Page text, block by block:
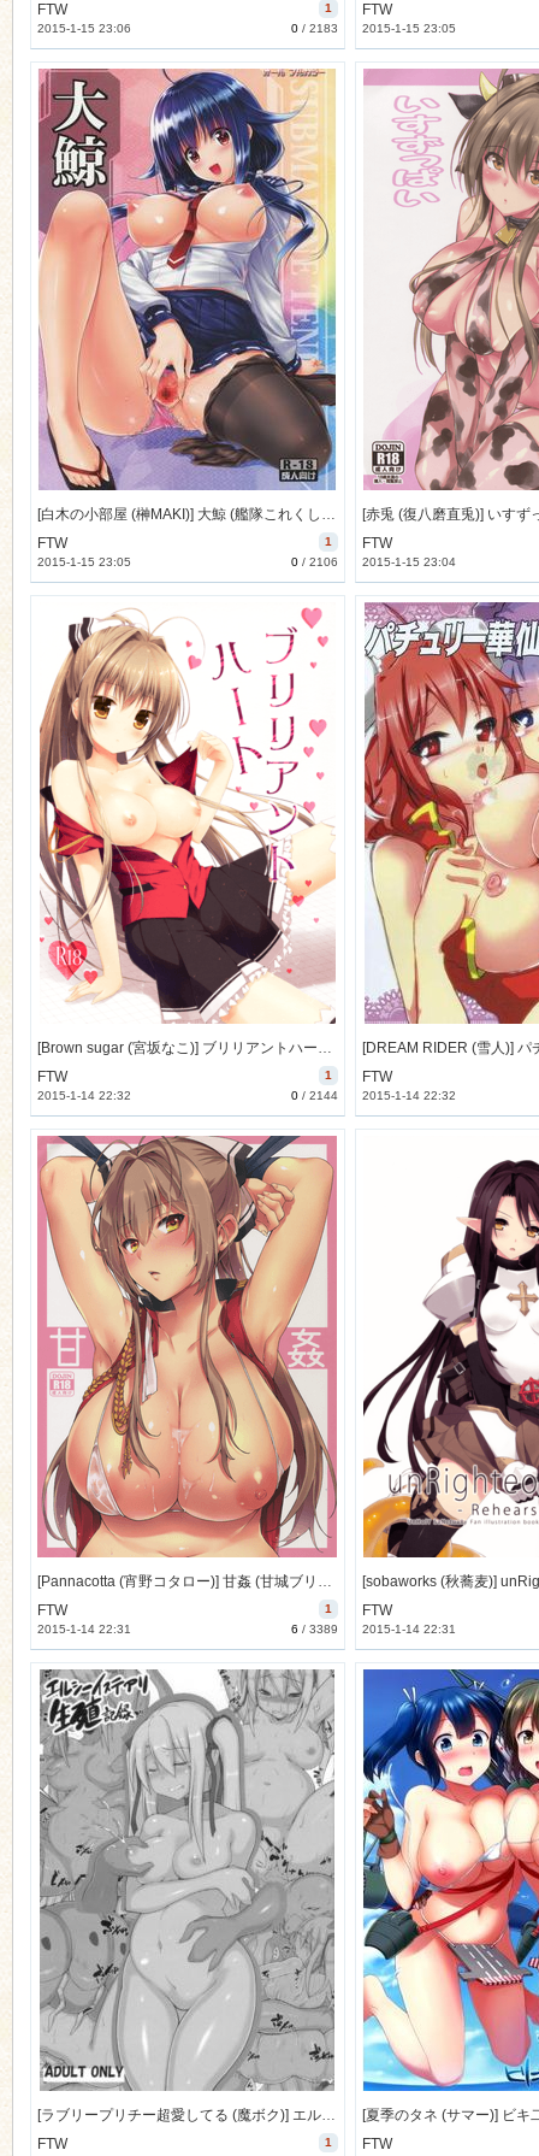
1
FTW
0/ 2183
2015-1-15 23:06
FTW
2015-1-15 23:05
[白木の小部屋 (榊MAKI)] 大鯨 (艦隊これくしょん -艦これ-) [35M]
1
FTW
0/ 2106
2015-1-15 23:05
FTW
2015-1-15 23:04
[Brown sugar (宮坂なこ)] ブリリアントハート (甘城ブリリアントパーク) [125M]
1
FTW
0/ 2144
2015-1-14 22:32
FTW
2015-1-14 22:32
[Pannacotta (宵野コタロー)] 甘姦 (甘城ブリリアントパーク) [99M]
1
FTW
6 / 3389
2015-1-14 22:31
FTW
2015-1-14 22:31
[ラブリープリチー超愛してる (魔ボク)] エルシーイステアリ生殖記録 (プリンセスティアーズ) [33M]
1
FTW FTW